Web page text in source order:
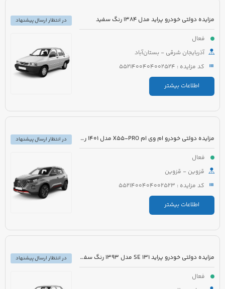
مزایده دولتی خودرو پراید مدل 1384 رنگ سفید
فعال
آذربایجان شرقی - بستان‌آباد
کد مزایده : 5521400404002524
اطلاعات بیشتر
در انتظار ارسال پیشنهاد
مزایده دولتی خودرو ام وی ام X55-PRO مدل 1401 رنگ مشکی متالیک
فعال
قزوین - قزوین
کد مزایده : 5521400404002523
اطلاعات بیشتر
در انتظار ارسال پیشنهاد
مزایده دولتی خودرو پراید 131 SE مدل 1393 رنگ سفید روغنی
فعال
در انتظار ارسال پیشنهاد